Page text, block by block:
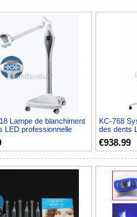
Lampe de blanchiment
LED professionnelle
dentist...
KC-768
des dents
€938.99